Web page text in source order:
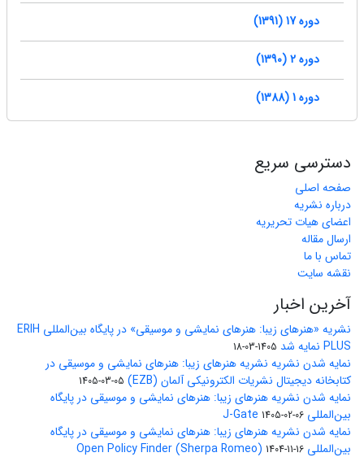
دوره 17 (1391)
دوره 2 (1390)
دوره 1 (1388)
دسترسی سریع
صفحه اصلی
درباره نشریه
اعضای هیات تحریریه
ارسال مقاله
تماس با ما
نقشه سایت
آخرین اخبار
نشریه «هنرهای زیبا: هنرهای نمایشی و موسیقی» در پایگاه بین‌المللی ERIH
PLUS نمایه شد
1405-03-18
نمایه شدن نشریه نشریه هنرهای زیبا: هنرهای نمایشی و موسیقی در
کتابخانه دیجیتال نشریات الکترونیکی آلمان (EZB)
1405-03-05
نمایه شدن نشریه هنرهای زیبا: هنرهای نمایشی و موسیقی در پایگاه
بین‌المللی J-Gate 1405-02-06
نمایه شدن نشریه هنرهای زیبا: هنرهای نمایشی و موسیقی در پایگاه
بین‌المللی Open Policy Finder (Sherpa Romeo) 1404-11-16